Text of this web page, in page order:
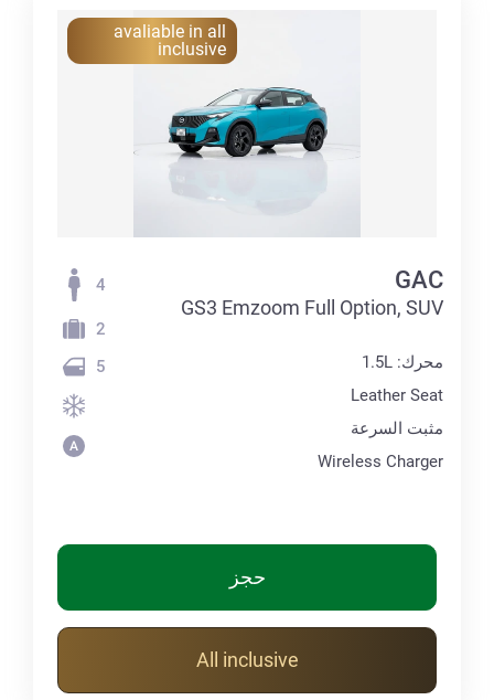
avaliable in all
inclusive
GAC
GS3 Emzoom Full Option, SUV
محرك: 1.5L
Leather Seat
مثبت السرعة
Wireless Charger
4
2
5
حجز
All inclusive